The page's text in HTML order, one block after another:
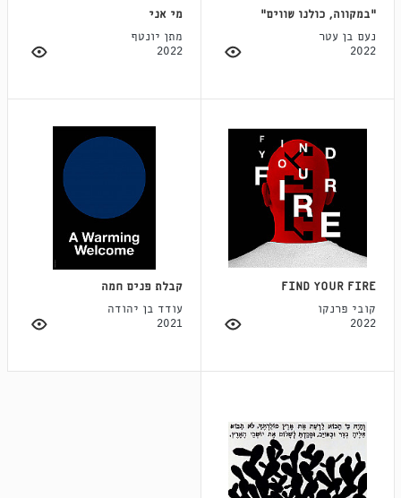
״במקווה, כולנו שווים״
נעם בן עטר
2022
מי אני
מתן יונטף
2022
FIND YOUR FIRE
קובי פרנקו
2022
קבלת פנים חמה
עודד בן יהודה
2021